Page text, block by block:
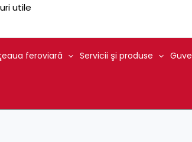
utile
feroviară Servicii şi produse